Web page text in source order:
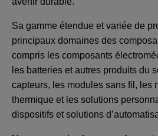
Sa gamme étendue et variée de
principaux domaines des
compris les composants
les batteries et autres produits du
capteurs, les modules sans fil, les
thermique et les solutions
dispositifs et solutions